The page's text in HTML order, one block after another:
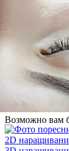
Возможно вам
2D